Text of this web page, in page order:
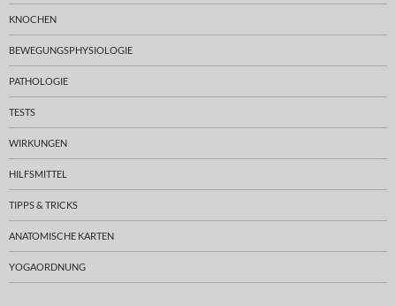
KNOCHEN
BEWEGUNGSPHYSIOLOGIE
PATHOLOGIE
TESTS
WIRKUNGEN
HILFSMITTEL
TIPPS & TRICKS
ANATOMISCHE KARTEN
YOGAORDNUNG